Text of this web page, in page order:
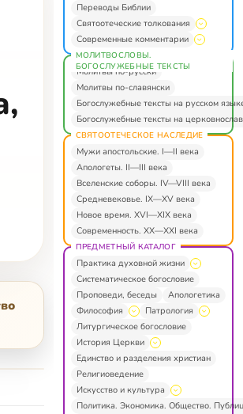
Переводы Библии
Святоотеческие толкования
Современные комментарии
МОЛИТВОСЛОВЫ.
БОГОСЛУЖЕБНЫЕ ТЕКСТЫ
Молитвы по-русски
Молитвы по-славянски
Богослужебные тексты на русском
Богослужебные тексты на
СВЯТООТЕЧЕСКОЕ НАСЛЕДИЕ
Мужи апостольские. I—II века
Апологеты. II—III века
Вселенские соборы. IV—VIII века
Средневековье. IX—XV века
Новое время. XVI—XIX века
Современность. XX—XXI века
ПРЕДМЕТНЫЙ КАТАЛОГ
Практика духовной жизни
Систематическое богословие
Проповеди, беседы
Апологетика
Философия
Патрология
Литургическое богословие
История Церкви
Единство и разделения христиан
Религиоведение
Искусство и культура
Политика. Экономика. Общество.